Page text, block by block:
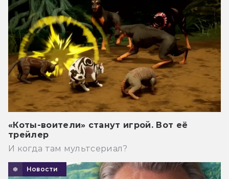
«Коты-воители» станут игрой. Вот её
трейлер
И когда там мультсериал?
Новости